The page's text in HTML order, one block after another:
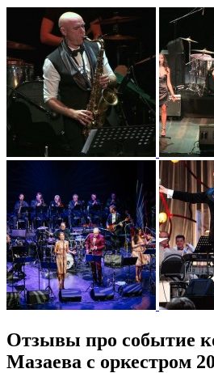
Отзывы про событие
Мазаева с оркестром